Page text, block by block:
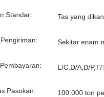
Standar: Tas yang
Sekitar enam
L/C,D/A,D/
Pasokan: 100.000 ton